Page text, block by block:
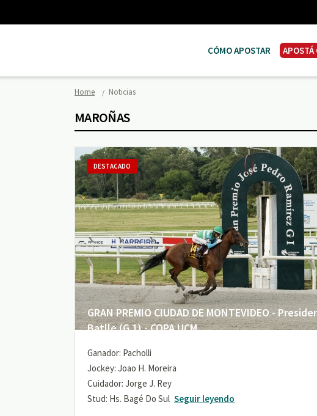
CÓMO APOSTAR APOSTÁ
Home Noticias
MAROÑAS
GRAN PREMIO CIUDAD DE MONTEVIDEO -
Batlle (G 1) - COPA UCM
DESTACADO
Ganador: Pacholli
Jockey: Joao H. Moreira
Cuidador: Jorge J. Rey
Stud: Hs. Bagé Do Sul Seguir leyendo